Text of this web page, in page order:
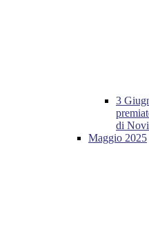
3
di
Maggio 2025